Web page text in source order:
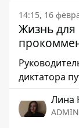
14:15, 16
Жизнь для
диктатора
Лина
ADMIN